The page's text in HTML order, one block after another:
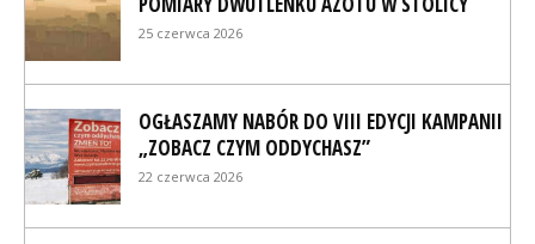
25 czerwca 2026
OGŁASZAMY NABÓR DO VIII EDYCJI KAMPANII
„ZOBACZ CZYM ODDYCHASZ”
22 czerwca 2026